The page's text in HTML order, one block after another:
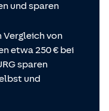
und sparen
Vergleich von
etwa 250 € bei
sparen
und